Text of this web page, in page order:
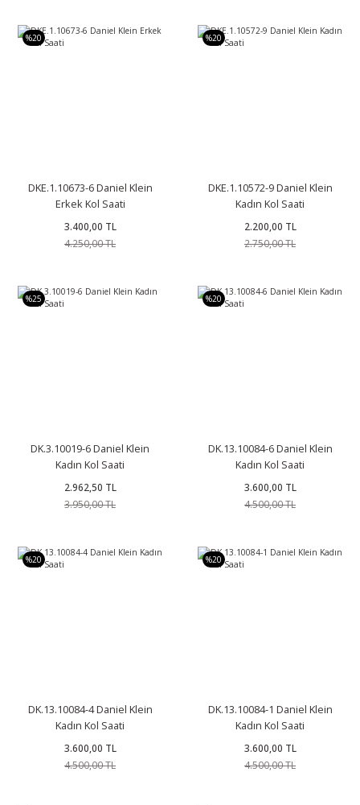
%20
DKE.1.10673-6 Daniel Klein
Erkek Kol Saati
3.400,00 TL
4.250,00 TL
%20
DKE.1.10572-9 Daniel Klein
Kadın Kol Saati
2.200,00 TL
2.750,00 TL
%25
DK.3.10019-6 Daniel Klein
Kadın Kol Saati
2.962,50 TL
3.950,00 TL
%20
DK.13.10084-6 Daniel Klein
Kadın Kol Saati
3.600,00 TL
4.500,00 TL
%20
DK.13.10084-4 Daniel Klein
Kadın Kol Saati
3.600,00 TL
4.500,00 TL
%20
DK.13.10084-1 Daniel Klein
Kadın Kol Saati
3.600,00 TL
4.500,00 TL